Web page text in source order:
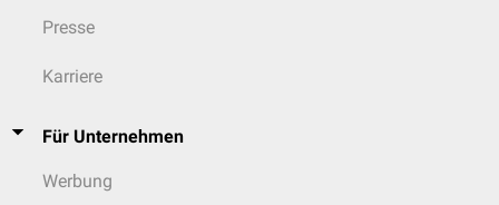
Presse
Karriere
Für Unternehmen
Werbung